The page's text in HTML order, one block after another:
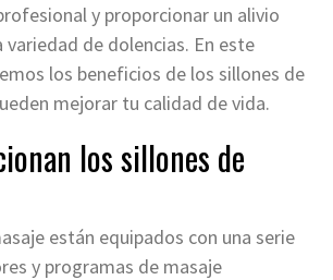
y proporcionar un alivio
de dolencias. En este
los beneficios de los sillones de
mejorar tu calidad de vida.
los sillones de
están equipados con una serie
y programas de masaje